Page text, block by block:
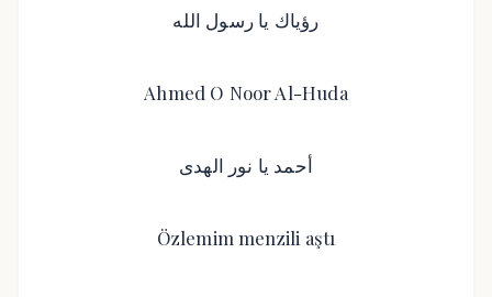
رؤياك يا رسول الله
Ahmed O Noor Al-Huda
أحمد يا نور الهدى
Özlemim menzili aştı